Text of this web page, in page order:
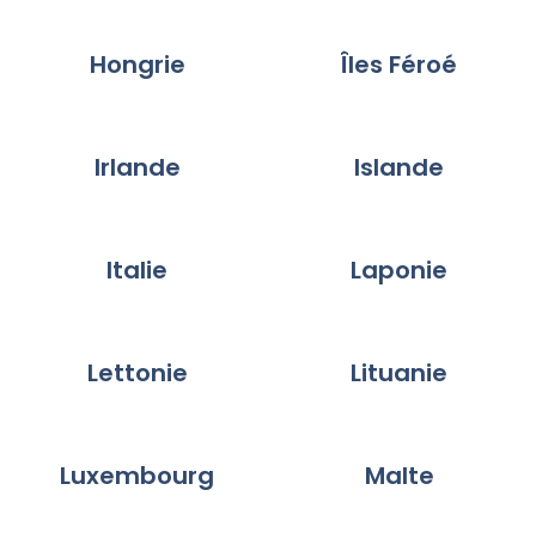
Hongrie Îles Féroé
Irlande Islande
Italie Laponie
Lettonie Lituanie
Luxembourg Malte